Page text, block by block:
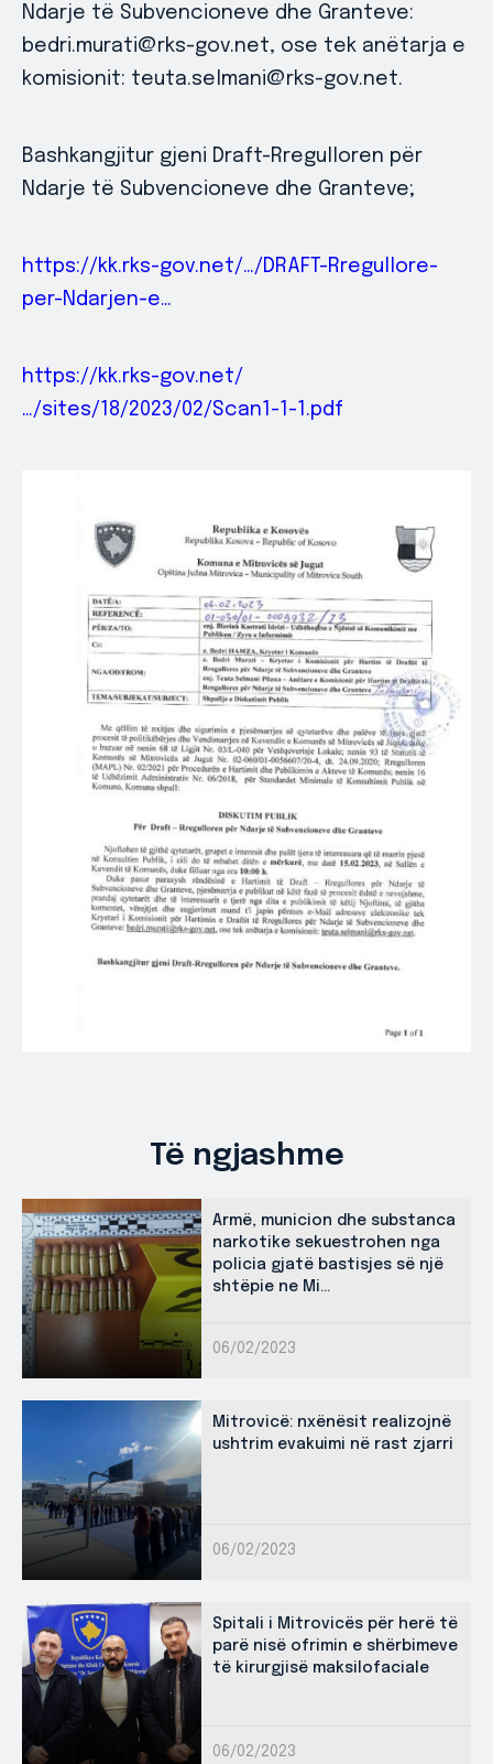
Ndarje të Subvencioneve dhe Granteve:
bedri.murati@rks-gov.net, ose tek anëtarja e
komisionit: teuta.selmani@rks-gov.net.
Bashkangjitur gjeni Draft-Rregulloren për
Ndarje të Subvencioneve dhe Granteve;
https://kk.rks-gov.net/…/DRAFT-Rregullore-
per-Ndarjen-e…
https://kk.rks-gov.net/
…/sites/18/2023/02/Scan1-1-1.pdf
Të ngjashme
Armë, municion dhe substanca
narkotike sekuestrohen nga
policia gjatë bastisjes së një
shtëpie ne Mi...
06/02/2023
Mitrovicë: nxënësit realizojnë
ushtrim evakuimi në rast zjarri
06/02/2023
Spitali i Mitrovicës për herë të
parë nisë ofrimin e shërbimeve
të kirurgjisë maksilofaciale
06/02/2023